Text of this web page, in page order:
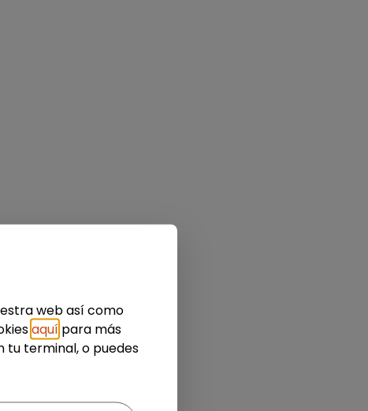
web así como
aquí para más
tu terminal, o puedes